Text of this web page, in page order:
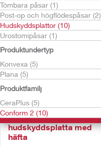
Tömbara påsar (1)
Post-op och högflödespåsar (2)
Hudskyddsplattor (10)
Urostomipåsar (1)
Produktundertyp
Konvexa (5)
Plana (5)
Produktfamilj
CeraPlus (5)
Conform 2 (10)
Conform 2™
CeraPlus™ Soft Convex
hudskyddsplatta med
häfta